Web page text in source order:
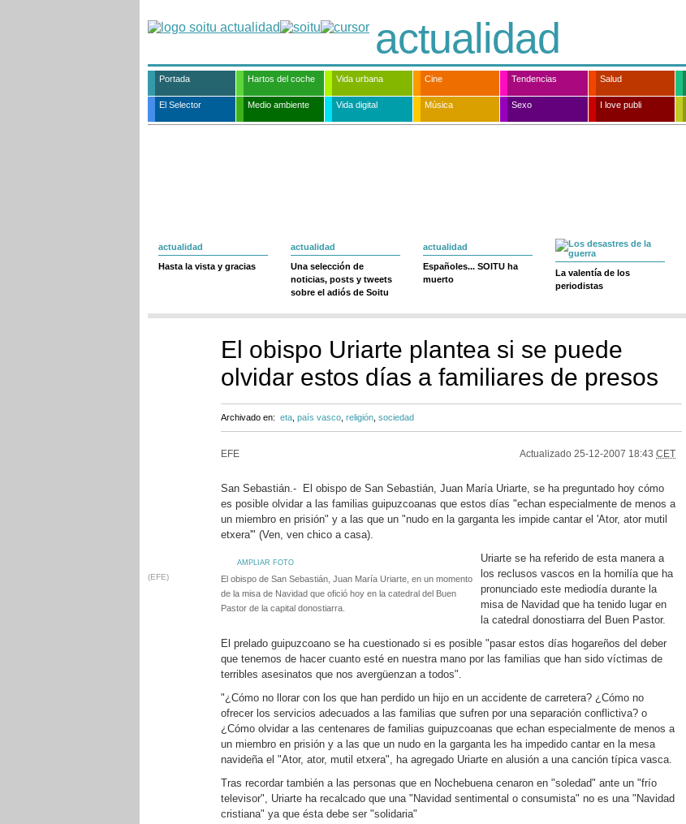
actualidad
Portada Hartos del coche Vida urbana Cine Tendencias Salud
El Selector Medio ambiente Vida digital Música Sexo I love publi
actualidad
Hasta la vista y gracias
actualidad
Una selección de
noticias, posts y tweets
sobre el adiós de Soitu
actualidad
Españoles... SOITU ha
muerto
La valentía de los
periodistas
El obispo Uriarte plantea si se puede
olvidar estos días a familiares de presos
Archivado en: eta país vasco religión sociedad
EFE Actualizado 25-12-2007 18:43 CET
San Sebastián.- El obispo de San Sebastián, Juan María Uriarte, se ha preguntado hoy cómo
es posible olvidar a las familias guipuzcoanas que estos días "echan especialmente de menos a
un miembro en prisión" y a las que un "nudo en la garganta les impide cantar el 'Ator, ator mutil
etxera'" (Ven, ven chico a casa).
AMPLIAR FOTO
(EFE)
El obispo de San Sebastián, Juan María Uriarte, en un momento
de la misa de Navidad que ofició hoy en la catedral del Buen
Pastor de la capital donostiarra.
Uriarte se ha referido de esta manera a
los reclusos vascos en la homilía que ha
pronunciado este mediodía durante la
misa de Navidad que ha tenido lugar en
la catedral donostiarra del Buen Pastor.
El prelado guipuzcoano se ha cuestionado si es posible "pasar estos días hogareños del deber
que tenemos de hacer cuanto esté en nuestra mano por las familias que han sido víctimas de
terribles asesinatos que nos avergüenzan a todos".
"¿Cómo no llorar con los que han perdido un hijo en un accidente de carretera? ¿Cómo no
ofrecer los servicios adecuados a las familias que sufren por una separación conflictiva? o
¿Cómo olvidar a las centenares de familias guipuzcoanas que echan especialmente de menos a
un miembro en prisión y a las que un nudo en la garganta les ha impedido cantar en la mesa
navideña el "Ator, ator, mutil etxera", ha agregado Uriarte en alusión a una canción típica vasca.
Tras recordar también a las personas que en Nochebuena cenaron en "soledad" ante un "frío
televisor", Uriarte ha recalcado que una "Navidad sentimental o consumista" no es una "Navidad
cristiana" ya que ésta debe ser "solidaria"